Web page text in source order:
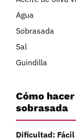
Agua
Sobrasada
Sal
Guindilla
Cómo
sobrasada
Dificultad: Fácil